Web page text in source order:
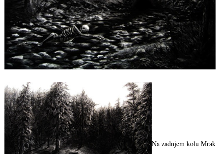
Na zadnjem kolu Mrak